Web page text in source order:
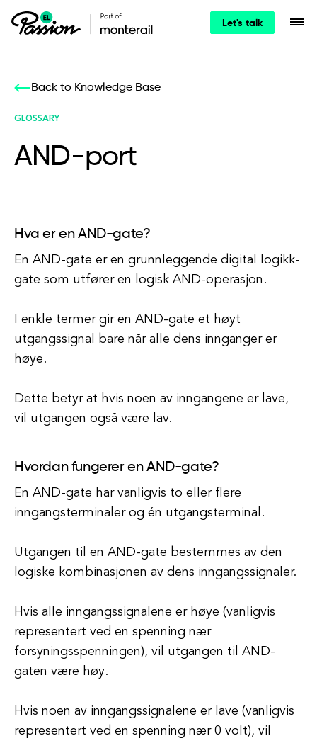
Let's talk
Back to Knowledge Base
GLOSSARY
AND-port
Hva er en AND-gate?
En AND-gate er en grunnleggende digital logikk-
gate som utfører en logisk AND-operasjon.
I enkle termer gir en AND-gate et høyt
utgangssignal bare når alle dens innganger er
høye.
Dette betyr at hvis noen av inngangene er lave,
vil utgangen også være lav.
Hvordan fungerer en AND-gate?
En AND-gate har vanligvis to eller flere
inngangsterminaler og én utgangsterminal.
Utgangen til en AND-gate bestemmes av den
logiske kombinasjonen av dens inngangssignaler.
Hvis alle inngangssignalene er høye (vanligvis
representert ved en spenning nær
forsyningsspenningen), vil utgangen til AND-
gaten være høy.
Hvis noen av inngangssignalene er lave (vanligvis
representert ved en spenning nær 0 volt), vil